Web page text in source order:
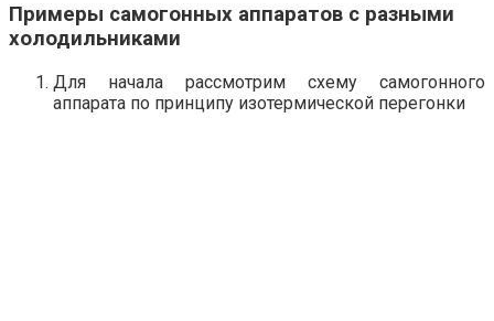
Примеры самогонных аппаратов с разными
холодильниками
Для начала рассмотрим схему самогонного
аппарата по принципу изотермической перегонки